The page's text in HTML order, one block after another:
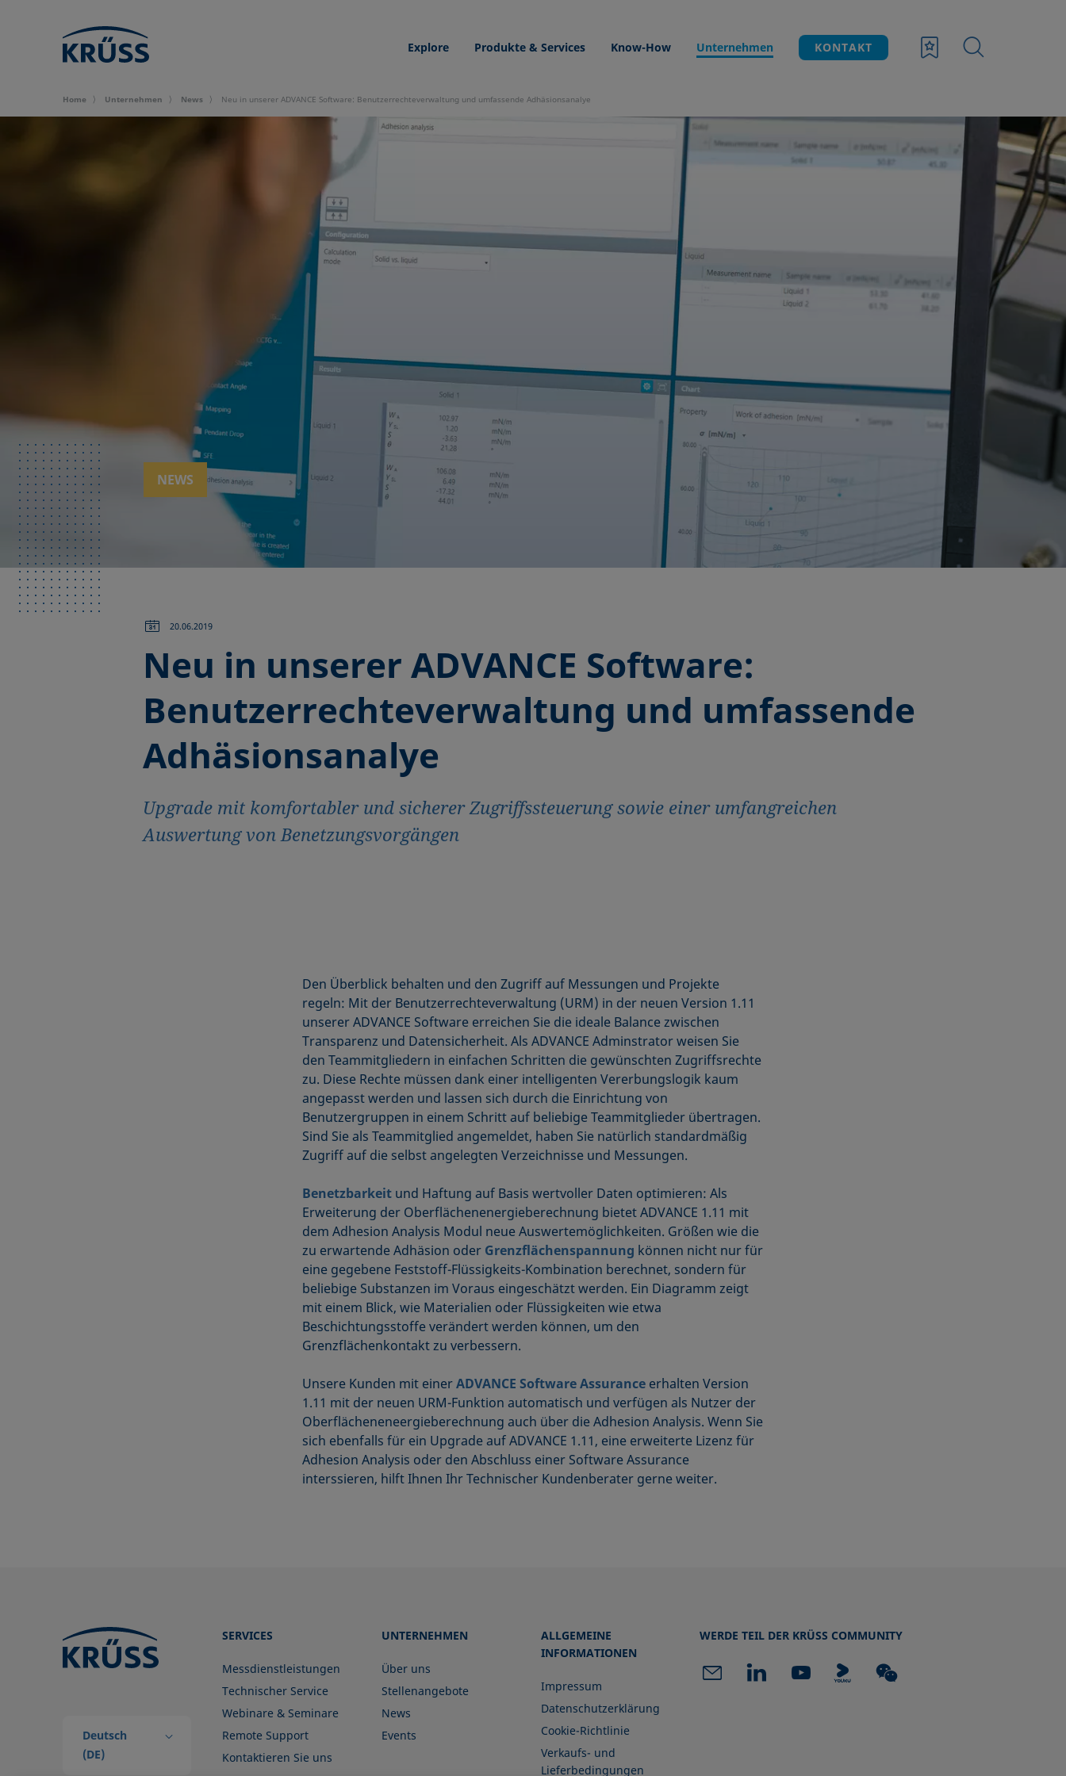
Explore Produkte & Services Know-How Unternehmen KONTAKT
Home Unternehmen News Neu in unserer ADVANCE Software: Benutzerrechteverwaltung und umfassende Adhäsionsanalye
NEWS
20.06.2019
Neu in unserer ADVANCE Software:
Benutzerrechteverwaltung und umfassende
Adhäsionsanalye
Upgrade mit komfortabler und sicherer Zugriffssteuerung sowie einer umfangreichen
Auswertung von Benetzungsvorgängen
Den Überblick behalten und den Zugriff auf Messungen und Projekte
regeln: Mit der Benutzerrechteverwaltung (URM) in der neuen Version 1.11
unserer ADVANCE Software erreichen Sie die ideale Balance zwischen
Transparenz und Datensicherheit. Als ADVANCE Adminstrator weisen Sie
den Teammitgliedern in einfachen Schritten die gewünschten Zugriffsrechte
zu. Diese Rechte müssen dank einer intelligenten Vererbungslogik kaum
angepasst werden und lassen sich durch die Einrichtung von
Benutzergruppen in einem Schritt auf beliebige Teammitglieder übertragen.
Sind Sie als Teammitglied angemeldet, haben Sie natürlich standardmäßig
Zugriff auf die selbst angelegten Verzeichnisse und Messungen.
Benetzbarkeitund Haftung auf Basis wertvoller Daten optimieren: Als
Erweiterung der Oberflächenenergieberechnung bietet ADVANCE 1.11 mit
dem Adhesion Analysis Modul neue Auswertemöglichkeiten. Größen wie die
zu erwartende Adhäsion oder Grenzflächenspannung können nicht nur für
eine gegebene Feststoff-Flüssigkeits-Kombination berechnet, sondern für
beliebige Substanzen im Voraus eingeschätzt werden. Ein Diagramm zeigt
mit einem Blick, wie Materialien oder Flüssigkeiten wie etwa
Beschichtungsstoffe verändert werden können, um den
Grenzflächenkontakt zu verbessern.
Unsere Kunden mit einerADVANCE Software Assuranceerhalten Version
1.11 mit der neuen URM-Funktion automatisch und verfügen als Nutzer der
Oberflächeneneergieberechnung auch über die Adhesion Analysis. Wenn Sie
sich ebenfalls für ein Upgrade auf ADVANCE 1.11, eine erweiterte Lizenz für
Adhesion Analysis oder den Abschluss einer Software Assurance
interssieren, hilft Ihnen Ihr Technischer Kundenberater gerne weiter.
Deutsch
(DE)
SERVICES
Messdienstleistungen
Technischer Service
Webinare & Seminare
Remote Support
Kontaktieren Sie uns
UNTERNEHMEN
Über uns
Stellenangebote
News
Events
ALLGEMEINE
INFORMATIONEN
Impressum
Datenschutzerklärung
Cookie-Richtlinie
Verkaufs- und
Lieferbedingungen
WERDE TEIL DER KRÜSS COMMUNITY